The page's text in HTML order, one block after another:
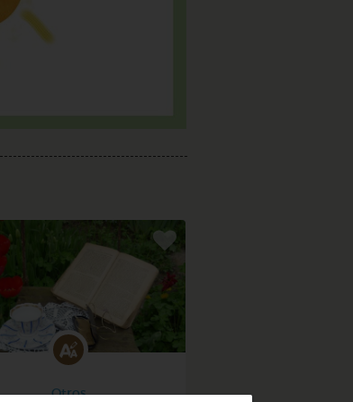
Otros